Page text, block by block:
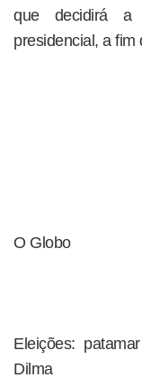
que decidirá a
presidencial, a fim
O Globo
Eleições:
Dilma